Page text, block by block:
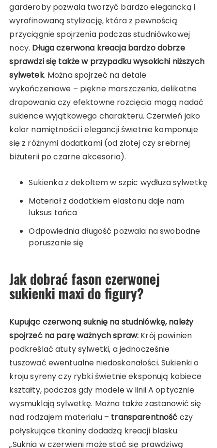
garderoby pozwala tworzyć bardzo elegancką i
wyrafinowaną stylizację, która z pewnością
przyciągnie spojrzenia podczas studniówkowej
nocy. Długa czerwona kreacja bardzo dobrze
sprawdzi się także w przypadku wysokichi niższych
sylwetek. Można spojrzeć na detale
wykończeniowe – piękne marszczenia, delikatne
drapowania czy efektowne rozcięcia mogą nadać
sukience wyjątkowego charakteru. Czerwień jako
kolor namiętności i elegancji świetnie komponuje
się z różnymi dodatkami (od złotej czy srebrnej
biżuterii po czarne akcesoria).
Sukienka z dekoltem w szpic wydłuża sylwetkę
Materiał z dodatkiem elastanu daje nam
luksus tańca
Odpowiednia długość pozwala na swobodne
poruszanie się
Jak dobrać fason czerwonej
sukienki maxi do figury?
Kupując czerwoną suknię na studniówkę, należy
spojrzeć na parę ważnych spraw: Krój powinien
podkreślać atuty sylwetki, a jednocześnie
tuszować ewentualne niedoskonałości. Sukienki o
kroju syreny czy rybki świetnie eksponują kobiece
kształty, podczas gdy modele w linii A optycznie
wysmuklają sylwetkę. Można także zastanowić się
nad rodzajem materiału – transparentność czy
połyskujące tkaniny dodadzą kreacji blasku.
„Suknia w czerwieni może stać się prawdziwą